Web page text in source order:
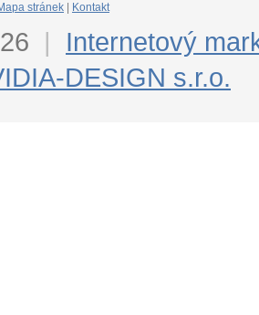
stránek Kontakt
|
Internetový
DESIGN s.r.o.